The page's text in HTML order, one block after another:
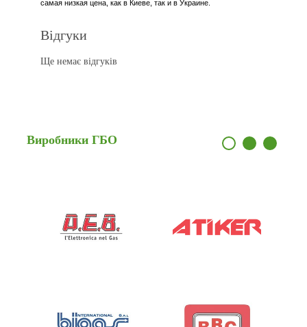
самая низкая цена, как в Киеве, так и в Украине.
Відгуки
Ще немає відгуків
Виробники ГБО